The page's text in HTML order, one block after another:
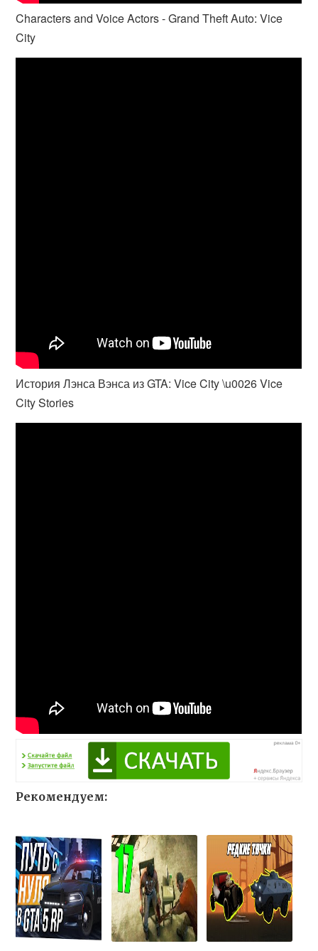
Characters and Voice Actors - Grand Theft Auto: Vice
City
История Лэнса Вэнса из GTA: Vice City \u0026 Vice
City Stories
Рекомендуем: